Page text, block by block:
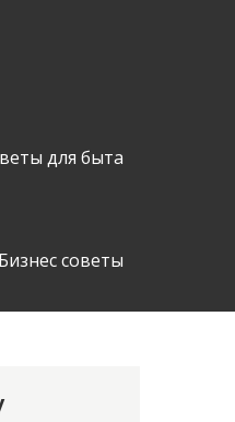
для быта
Бизнес советы